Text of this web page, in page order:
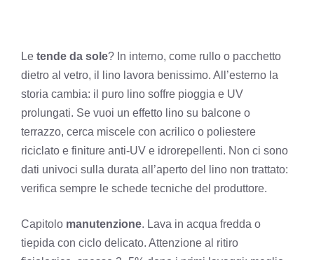
Le tende da sole? In interno, come rullo o pacchetto
dietro al vetro, il lino lavora benissimo. All’esterno la
storia cambia: il puro lino soffre pioggia e UV
prolungati. Se vuoi un effetto lino su balcone o
terrazzo, cerca miscele con acrilico o poliestere
riciclato e finiture anti-UV e idrorepellenti. Non ci sono
dati univoci sulla durata all’aperto del lino non trattato:
verifica sempre le schede tecniche del produttore.
Capitolo manutenzione. Lava in acqua fredda o
tiepida con ciclo delicato. Attenzione al ritiro